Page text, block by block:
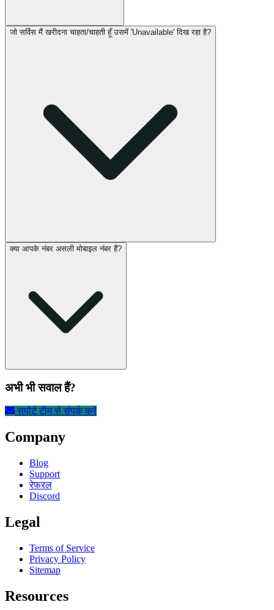
जो सर्विस मैं खरीदना चाहता/चाहती हूँ उसमें 'Unavailable' दिख रहा है?
क्या आपके नंबर असली मोबाइल नंबर हैं?
अभी भी सवाल हैं?
सपोर्ट टीम से संपर्क करें
Company
Blog
Support
रेफरल
Discord
Legal
Terms of Service
Privacy Policy
Sitemap
Resources